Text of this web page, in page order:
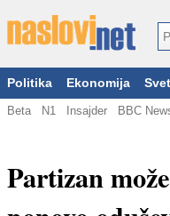
Politika Ekonomija Svet
Beta N1 Insajder BBC
Partizan